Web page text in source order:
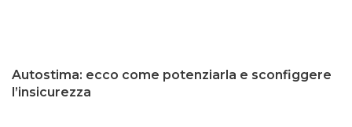
Autostima: ecco come potenziarla e sconfiggere
l’insicurezza